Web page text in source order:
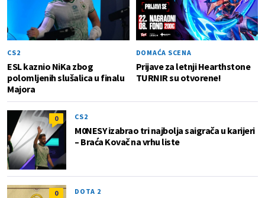
CS2
ESL kaznio NiKa zbog
polomljenih slušalica u finalu
Majora
DOMAĆA SCENA
Prijave za letnji Hearthstone
TURNIR su otvorene!
0 CS2
M0NESY izabrao tri najbolja saigrača u karijeri
– Braća Kovač na vrhu liste
0 DOTA 2